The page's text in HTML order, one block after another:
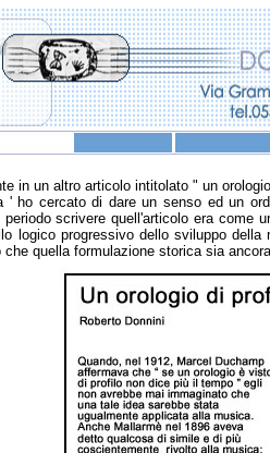
in un altro articolo intitolato " un
' ho cercato di dare un senso ed un
scrivere quell'articolo era come
logico progressivo dello sviluppo
quella formulazione storica sia